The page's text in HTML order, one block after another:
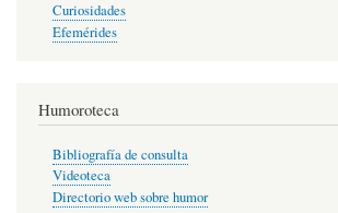
Curiosidades
Efemérides
Humoroteca
Bibliografía de consulta
Videoteca
Directorio web sobre humor